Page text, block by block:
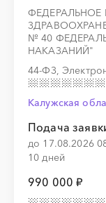
ФЕДЕРАЛЬНОЕ
№ 40
НАКАЗАНИЙ"
44-ФЗ,
Калужская
Подача
до 17.08.2026
10 дней
990 000 ₽